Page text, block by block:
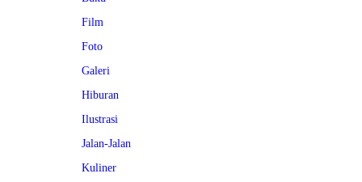
Film
Foto
Galeri
Hiburan
Ilustrasi
Jalan-Jalan
Kuliner